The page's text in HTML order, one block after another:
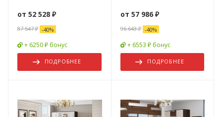
от 52 528 ₽
87 547 ₽ -40%
+ 6250 ₽ бонус
ПОДРОБНЕЕ
от 57 986 ₽
96 643 ₽ -40%
+ 6553 ₽ бонус
ПОДРОБНЕЕ